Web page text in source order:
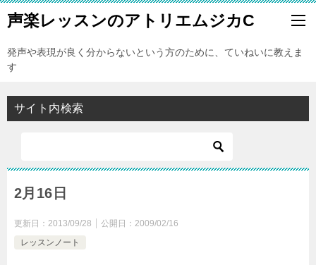
声楽レッスンのアトリエムジカC
発声や表現が良く分からないという方のために、ていねいに教えま
す
サイト内検索
2月16日
更新日： 2013/09/28 公開日： 2009/02/16
レッスンノート